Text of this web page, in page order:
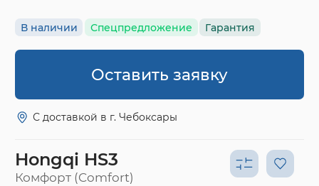
В наличии Спецпредложение Гарантия
Оставить заявку
С доставкой в г. Чебоксары
Hongqi HS3
Комфорт (Comfort)